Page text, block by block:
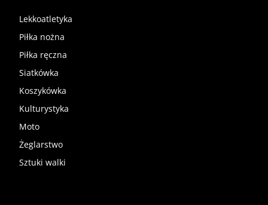
Lekkoatletyka
Piłka nożna
Piłka ręczna
Siatkówka
Koszykówka
Kulturystyka
Moto
Żeglarstwo
Sztuki walki